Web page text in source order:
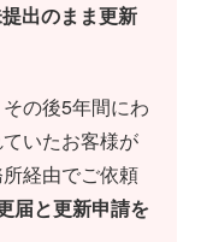
出のまま更新
の後5年間にわ
いたお客様が
経由でご依頼
届と更新申請を